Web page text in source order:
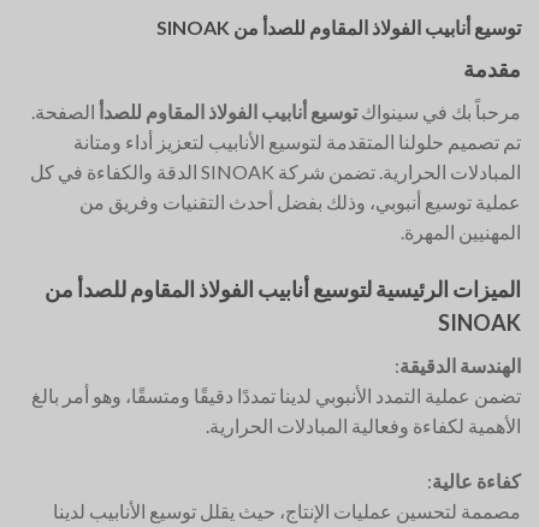
توسيع أنابيب الفولاذ المقاوم للصدأ من SINOAK
مقدمة
مرحباً بك في سينواكتوسيع أنابيب الفولاذ المقاوم للصدأ الصفحة.
تم تصميم حلولنا المتقدمة لتوسيع الأنابيب لتعزيز أداء ومتانة
المبادلات الحرارية. تضمن شركة SINOAK الدقة والكفاءة في كل
عملية توسيع أنبوبي، وذلك بفضل أحدث التقنيات وفريق من
المهنيين المهرة.
الميزات الرئيسية لتوسيع أنابيب الفولاذ المقاوم للصدأ من
SINOAK
الهندسة الدقيقة:
تضمن عملية التمدد الأنبوبي لدينا تمددًا دقيقًا ومتسقًا، وهو أمر بالغ
الأهمية لكفاءة وفعالية المبادلات الحرارية.
كفاءة عالية:
مصممة لتحسين عمليات الإنتاج، حيث يقلل توسيع الأنابيب لدينا